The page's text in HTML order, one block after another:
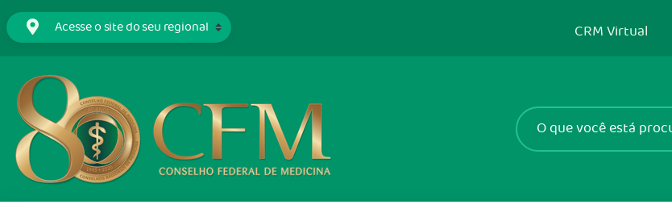
CRM Virtual